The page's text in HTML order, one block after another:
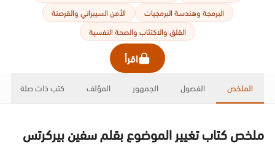
البرمجة وهندسة البرمجيات
الأمن السيبراني والقرصنة
القلق والاكتئاب والصحة النفسية
اقرأ
الملخص الفصول الجمهور المؤلف كتب ذات صلة
ملخص كتاب تغيير الموضوع بقلم سفين بيركرتس